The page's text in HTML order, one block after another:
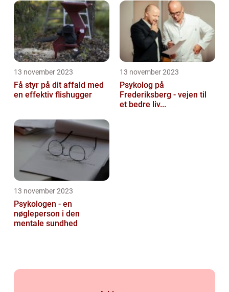
13 november 2023
Få styr på dit affald med
en effektiv flishugger
13 november 2023
Psykolog på
Frederiksberg - vejen til
et bedre liv...
13 november 2023
Psykologen - en
nøgleperson i den
mentale sundhed